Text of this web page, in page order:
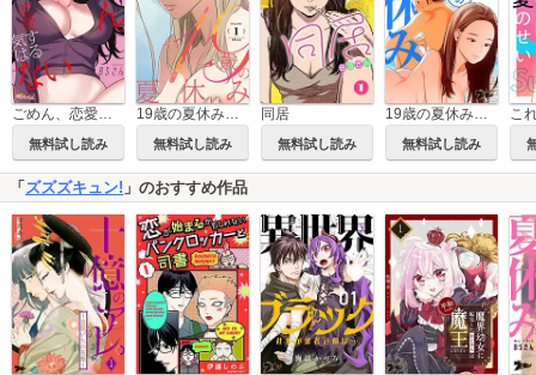
ごめん、恋愛する気はない（フルカラー）
無料試し読み
19歳の夏休み（フルカラー）【特装版】
無料試し読み
同居
無料試し読み
19歳の夏休み（フルカラー）
無料試し読み
「 ズズズキュン! 」のおすすめ作品